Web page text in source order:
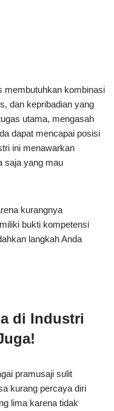
membutuhkan kombinasi
dan kepribadian yang
utama, mengasah
dapat mencapai posisi
ini menawarkan
saja yang mau
kurangnya
bukti kompetensi
langkah Anda
di Industri
pramusaji sulit
kurang percaya diri
lima karena tidak